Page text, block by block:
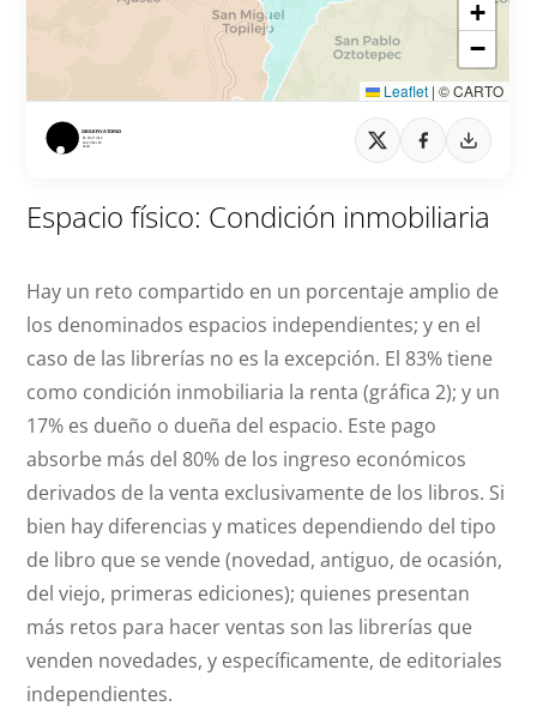
Espacio físico: Condición inmobiliaria
Hay un reto compartido en un porcentaje amplio de
los denominados espacios independientes; y en el
caso de las librerías no es la excepción. El 83% tiene
como condición inmobiliaria la renta (gráfica 2); y un
17% es dueño o dueña del espacio. Este pago
absorbe más del 80% de los ingreso económicos
derivados de la venta exclusivamente de los libros. Si
bien hay diferencias y matices dependiendo del tipo
de libro que se vende (novedad, antiguo, de ocasión,
del viejo, primeras ediciones); quienes presentan
más retos para hacer ventas son las librerías que
venden novedades, y específicamente, de editoriales
independientes.